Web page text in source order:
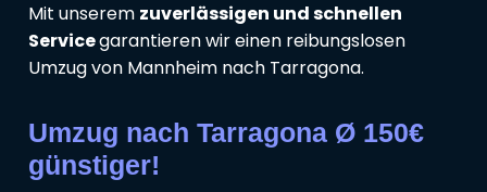
Mit unserem zuverlässigen und schnellen
Servicegarantieren wir einen reibungslosen
Umzug von Mannheim nach Tarragona.
Umzug nach Tarragona Ø 150€
günstiger!